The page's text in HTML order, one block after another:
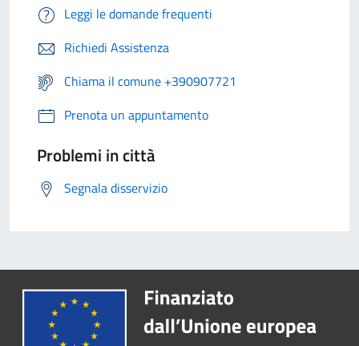
Leggi le domande frequenti
Richiedi Assistenza
Chiama il comune +390907721
Prenota un appuntamento
Problemi in città
Segnala disservizio